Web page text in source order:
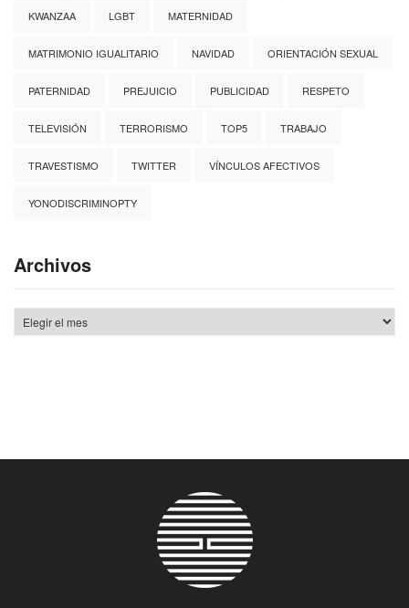
KWANZAA LGBT MATERNIDAD
MATRIMONIO IGUALITARIO NAVIDAD ORIENTACIÓN SEXUAL
PATERNIDAD PREJUICIO PUBLICIDAD RESPETO
TELEVISIÓN TERRORISMO TOP5 TRABAJO
TRAVESTISMO TWITTER VÍNCULOS AFECTIVOS
YONODISCRIMINOPTY
Archivos
Archivos